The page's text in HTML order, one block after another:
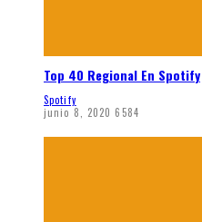
Top 40 Regional En Spotify
Spotify
junio 8, 2020 6584